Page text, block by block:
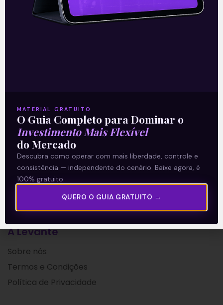
mercado de NFT
Leia mais
07/01/2022
A Levante
Sobre nós
Termos e Condições
Política de Privacidade
MATERIAL GRATUITO
O Guia Completo para Dominar o
Investimento Mais Flexível
do Mercado
Descubra como operar com mais liberdade, controle e
consistência — independente do cenário. Baixe agora, é
100% gratuito.
QUERO O GUIA GRATUITO →